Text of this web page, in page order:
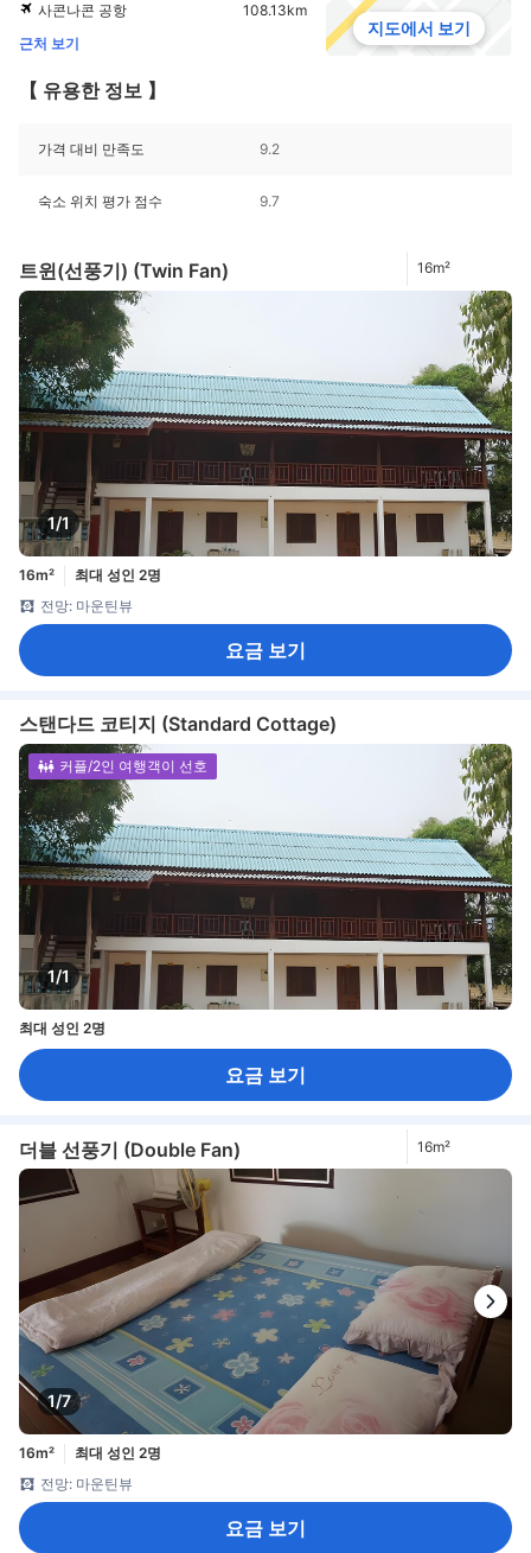
사콘나콘 공항
108.13km
근처 보기
지도에서 보기
【 유용한 정보 】
가격 대비 만족도 9.2
숙소 위치 평가 점수 9.7
트윈(선풍기) (Twin Fan) 16m²
1/1
16m²
최대 성인 2명
전망: 마운틴뷰
요금 보기
스탠다드 코티지 (Standard Cottage)
1/1
커플/2인 여행객이 선호
최대 성인 2명
요금 보기
더블 선풍기 (Double Fan) 16m²
1/7
16m²
최대 성인 2명
전망: 마운틴뷰
요금 보기